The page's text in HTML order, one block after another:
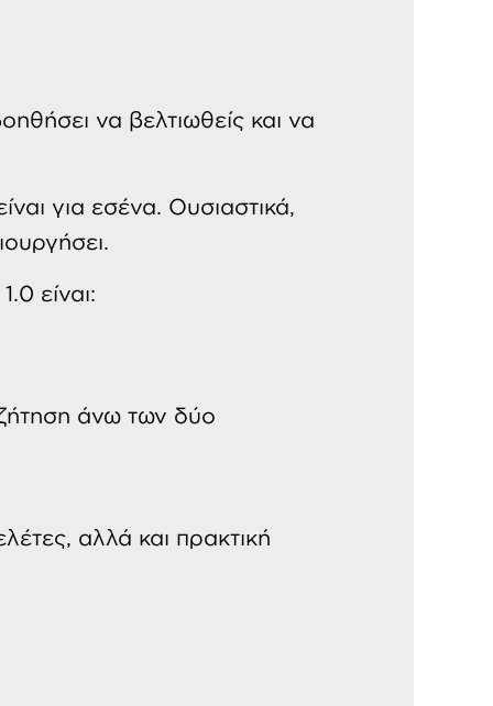
να βελτιωθείς και να
για εσένα. Ουσιαστικά,
είναι:
άνω των δύο
αλλά και πρακτική